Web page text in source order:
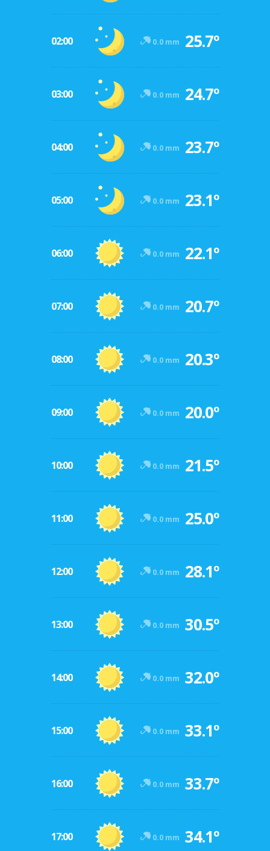
02:00 0.0 mm 25.7º
03:00 0.0 mm 24.7º
04:00 0.0 mm 23.7º
05:00 0.0 mm 23.1º
06:00 0.0 mm 22.1º
07:00 0.0 mm 20.7º
08:00 0.0 mm 20.3º
09:00 0.0 mm 20.0º
10:00 0.0 mm 21.5º
11:00 0.0 mm 25.0º
12:00 0.0 mm 28.1º
13:00 0.0 mm 30.5º
14:00 0.0 mm 32.0º
15:00 0.0 mm 33.1º
16:00 0.0 mm 33.7º
17:00 0.0 mm 34.1º